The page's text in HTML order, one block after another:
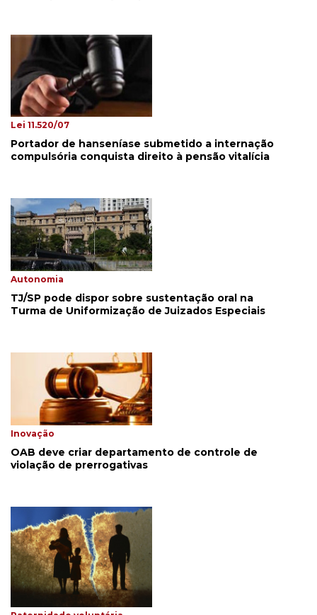
Lei 11.520/07
Portador de hanseníase submetido a internação
compulsória conquista direito à pensão vitalícia
Autonomia
TJ/SP pode dispor sobre sustentação oral na
Turma de Uniformização de Juizados Especiais
Inovação
OAB deve criar departamento de controle de
violação de prerrogativas